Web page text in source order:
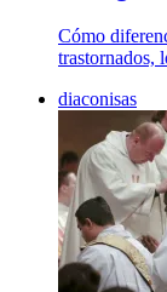
Cómo
trastornados,
diaconisas